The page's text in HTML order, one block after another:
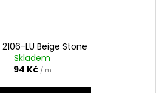
2106-LU Beige Stone
Skladem
94 Kč / m